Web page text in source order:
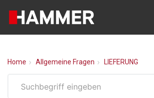
Home Allgemeine Fragen LIEFERUNG